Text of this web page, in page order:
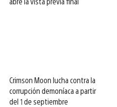
Crimson Moon lucha contra la
corrupción demoníaca a partir
del 1 de septiembre